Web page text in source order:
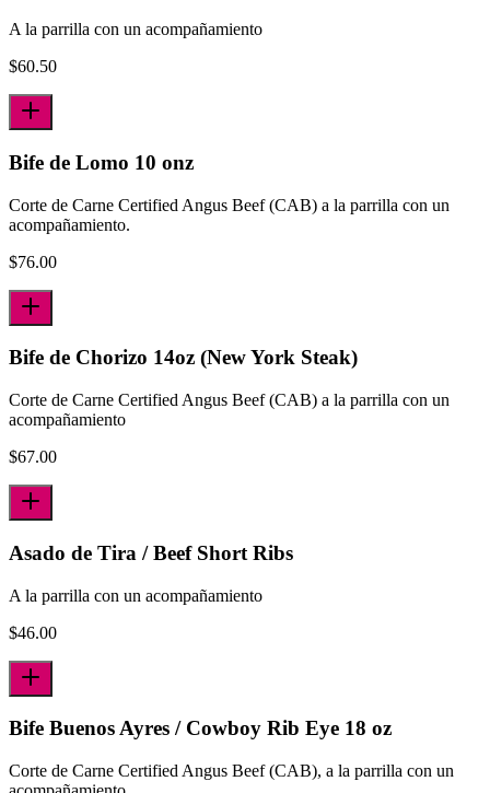
A la parrilla con un acompañamiento
$60.50
Bife de Lomo 10 onz
Corte de Carne Certified Angus Beef (CAB) a la parrilla con un
acompañamiento.
$76.00
Bife de Chorizo 14oz (New York Steak)
Corte de Carne Certified Angus Beef (CAB) a la parrilla con un
acompañamiento
$67.00
Asado de Tira / Beef Short Ribs
A la parrilla con un acompañamiento
$46.00
Bife Buenos Ayres / Cowboy Rib Eye 18 oz
Corte de Carne Certified Angus Beef (CAB), a la parrilla con un